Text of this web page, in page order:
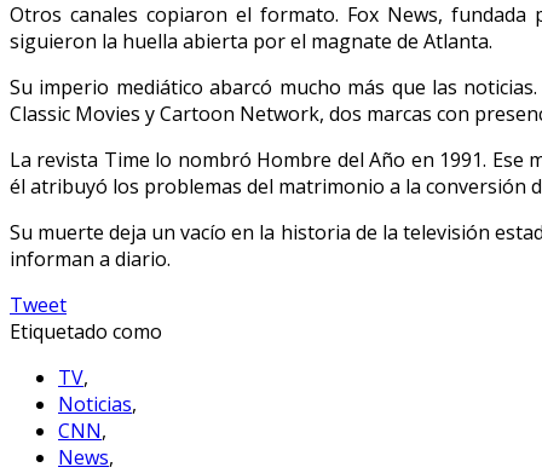
Otros canales copiaron el formato. Fox News,
siguieron la huella abierta por el magnate de Atlanta.
Su imperio mediático abarcó mucho más que las
Classic Movies y Cartoon Network, dos marcas con
La revista Time lo nombró Hombre del Año en 1991. Ese
él atribuyó los problemas del matrimonio a la conversión
Su muerte deja un vacío en la historia de la televisión
informan a diario.
Tweet
Etiquetado como
TV,
Noticias,
CNN,
News,